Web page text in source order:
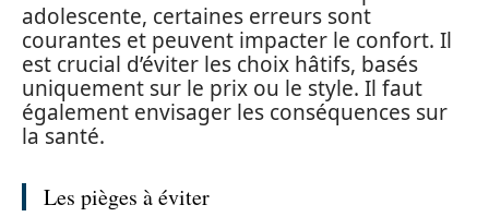
adolescente, certaines erreurs sont
courantes et peuvent impacter le confort. Il
est crucial d’éviter les choix hâtifs, basés
uniquement sur le prix ou le style. Il faut
également envisager les conséquences sur
la santé.
Les pièges à éviter